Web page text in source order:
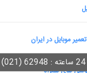
موبایل در ایران